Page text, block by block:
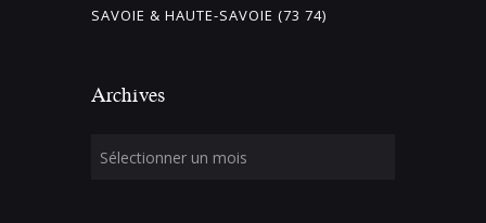
SAVOIE & HAUTE-SAVOIE (73 74)
Archives